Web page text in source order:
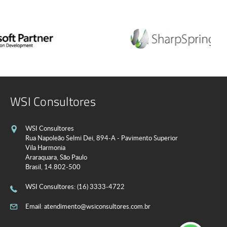
WSI Consultores
WSI Consultores
Rua Napoleão Selmi Dei, 894-A - Pavimento Superior
Vila Harmonia
Araraquara, São Paulo
Brasil, 14.802-500
WSI Consultores: (16) 3333-4722
Email:atendimento@wsiconsultores.com.br